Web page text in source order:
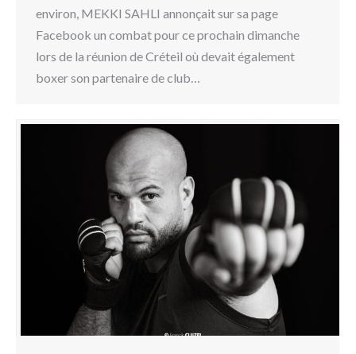
environ, MEKKI SAHLI annonçait sur sa page
Facebook un combat pour ce prochain dimanche
lors de la réunion de Créteil où devait également
boxer son partenaire de club…